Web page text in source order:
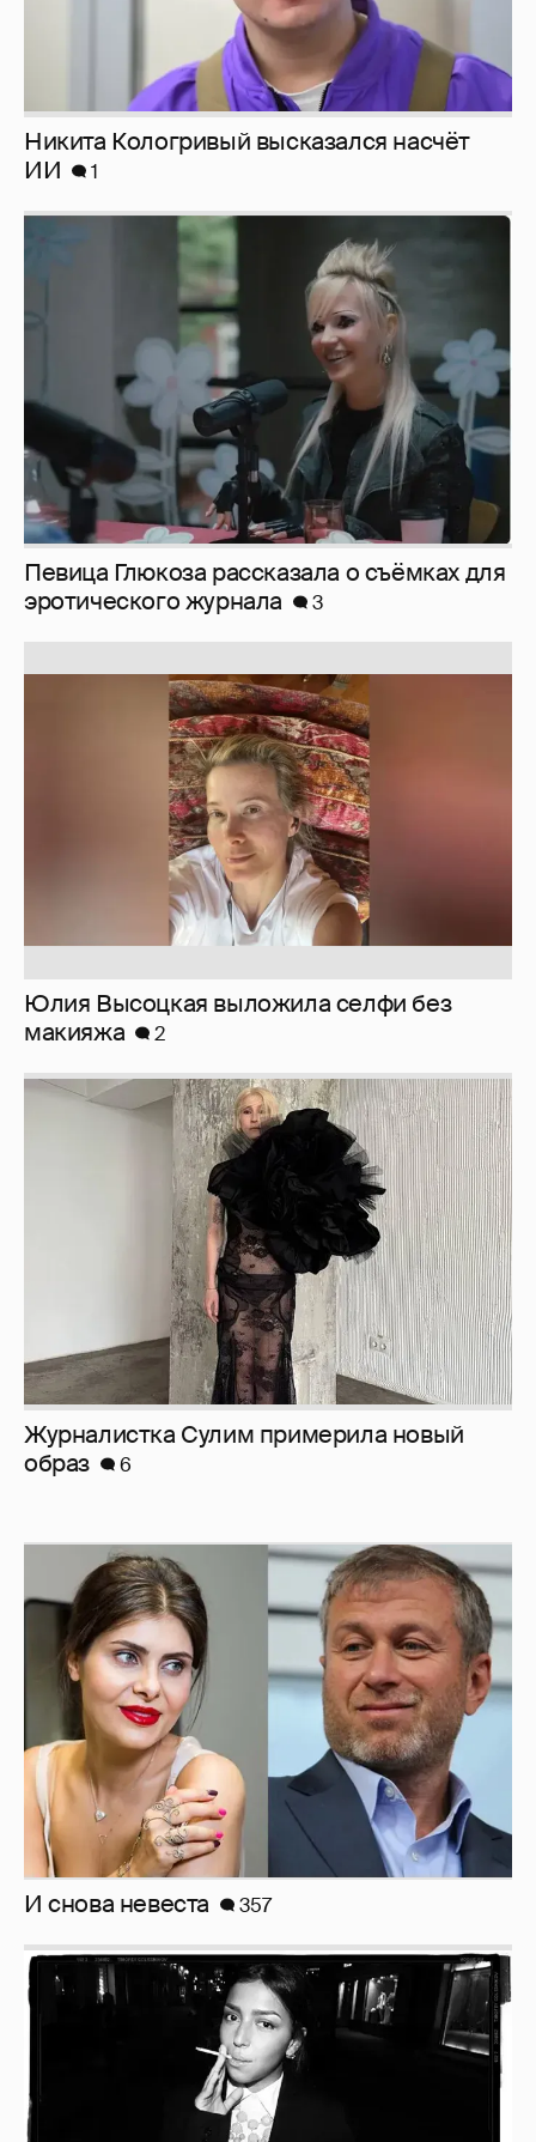
Никита Кологривый высказался насчёт
ИИ
1
Певица Глюкоза рассказала о съёмках для
эротического журнала
3
Юлия Высоцкая выложила селфи без
макияжа
2
Журналистка Сулим примерила новый
образ
6
И снова невеста 357